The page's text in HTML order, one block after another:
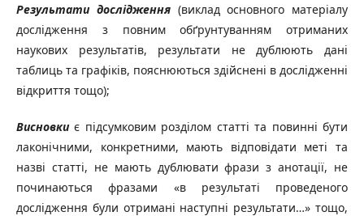
Результати дослідження(виклад основного матеріалу
дослідження з повним обґрунтуванням отриманих
наукових результатів, результати не дублюють дані
таблиць та графіків, пояснюються здійснені в дослідженні
відкриття тощо);
Висновкиє підсумковим розділом статті та повинні бути
лаконічними, конкретними, мають відповідати меті та
назві статті, не мають дублювати фрази з анотації, не
починаються фразами «в результаті проведеного
дослідження були отримані наступні результати…» тощо,